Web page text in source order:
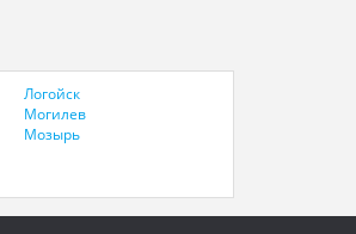
Логойск
Могилев
Мозырь